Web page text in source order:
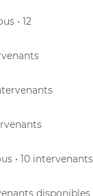
• 12
• 10 intervenants
disponibles